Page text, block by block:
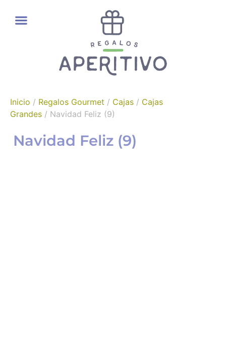
Inicio / Regalos Gourmet / Cajas / Cajas
Grandes / Navidad Feliz (9)
Navidad Feliz (9)